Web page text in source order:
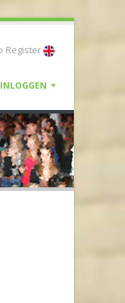
Register
INLOGGEN